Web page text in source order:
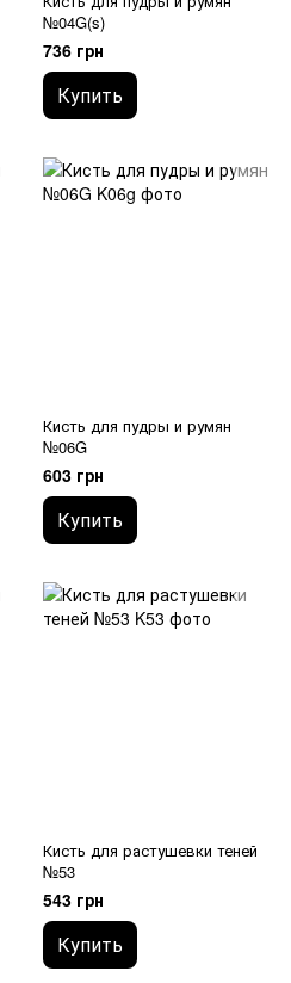
№04G(s)
736 грн
Купить
Кисть для пудры и румян
№06G
603 грн
Купить
Кисть для растушевки теней
№53
543 грн
Купить